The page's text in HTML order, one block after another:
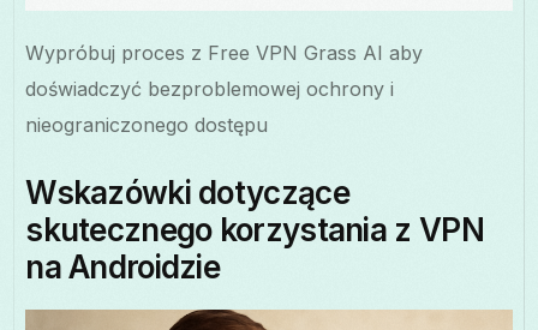
Wypróbuj proces z Free VPN Grass AI aby
doświadczyć bezproblemowej ochrony i
nieograniczonego dostępu
Wskazówki dotyczące
skutecznego korzystania z VPN
na Androidzie